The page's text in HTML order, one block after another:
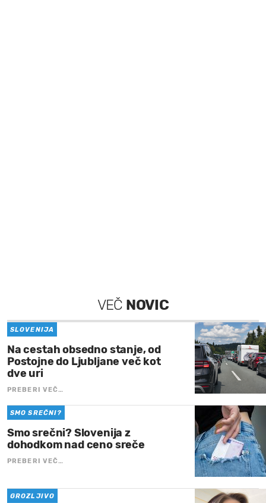
VEČ NOVIC
SLOVENIJA
Na cestah obsedno stanje, od
Postojne do Ljubljane več kot
dve uri
PREBERI VEČ…
SMO SREČNI?
Smo srečni? Slovenija z
dohodkom nad ceno sreče
PREBERI VEČ…
GROZLJIVO